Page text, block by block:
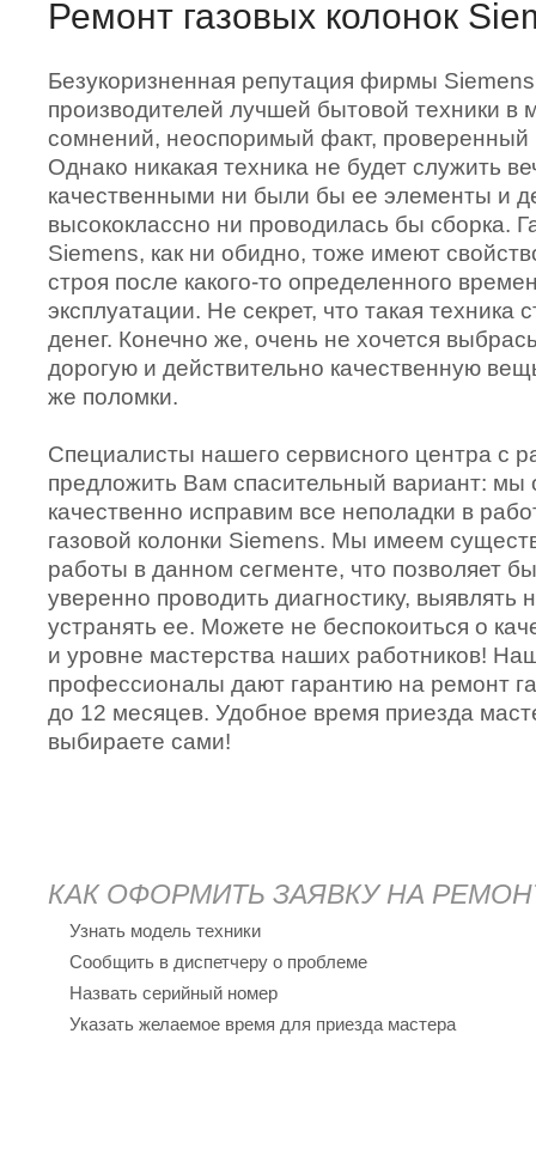
Ремонт газовых колонок
Безукоризненная репутация фирмы Siemens
производителей лучшей бытовой техники в
сомнений, неоспоримый факт,
Однако никакая техника не будет служить
качественными ни были бы ее элементы и
высококлассно ни проводилась бы сборка.
Siemens, как ни обидно, тоже имеют
строя после какого-то определенного
эксплуатации. Не секрет, что такая техника
денег. Конечно же, очень не хочется
дорогую и действительно качественную
же поломки.
Специалисты нашего сервисного центра с
предложить Вам спасительный вариант: мы
качественно исправим все неполадки в
газовой колонки Siemens. Мы имеем
работы в данном сегменте, что позволяет
уверенно проводить диагностику, выявлять
устранять ее. Можете не беспокоиться о
и уровне мастерства наших работников!
профессионалы дают гарантию на ремонт
до 12 месяцев. Удобное время приезда
выбираете сами!
КАК ОФОРМИТЬ ЗАЯВКУ НА
Узнать модель техники
Сообщить в диспетчеру о проблеме
Назвать серийный номер
Указать желаемое время для приезда мастера